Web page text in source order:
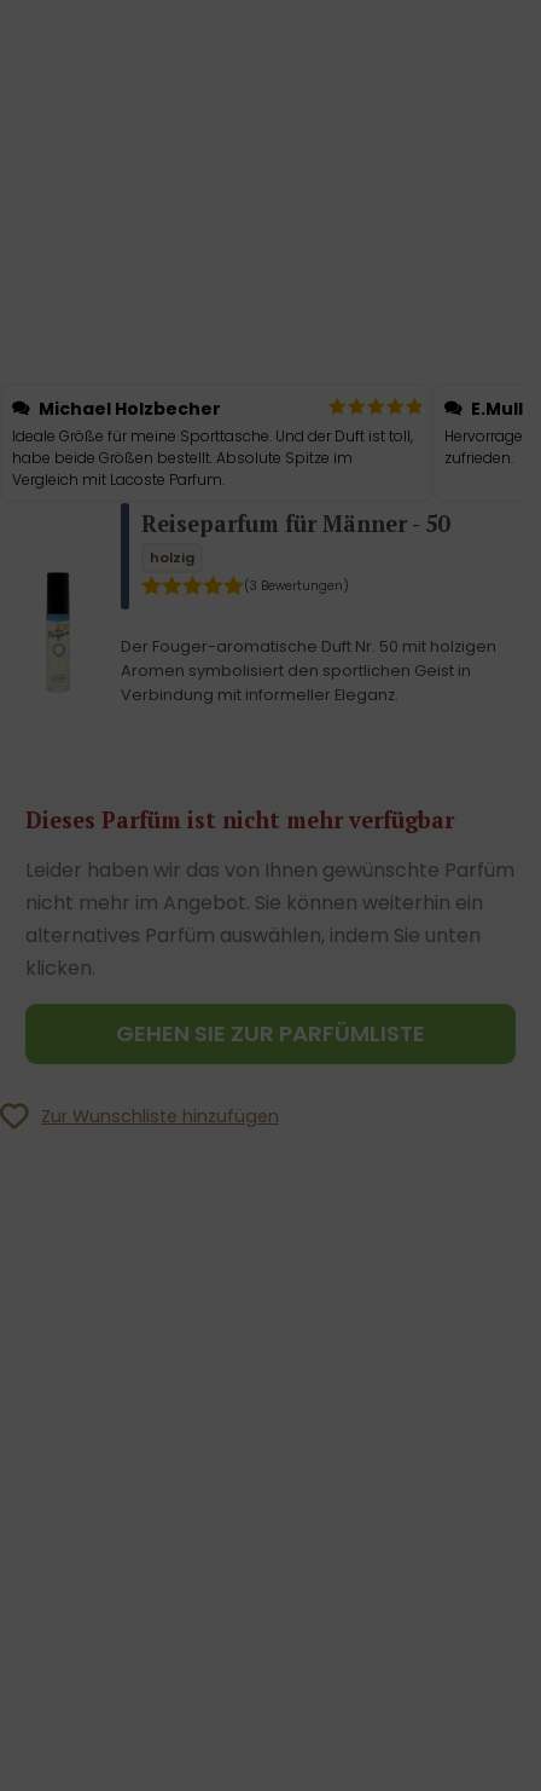
Michael Holzbecher
Ideale Größe für meine Sporttasche. Und der Duft ist toll,
habe beide Größen bestellt. Absolute Spitze im
Vergleich mit Lacoste Parfum.
zufrieden.
Reiseparfum für Männer - 50
holzig
(3 Bewertungen)
Der Fouger-aromatische Duft Nr. 50 mit holzigen
Aromen symbolisiert den sportlichen Geist in
Verbindung mit informeller Eleganz.
Dieses Parfüm ist nicht mehr verfügbar
Leider haben wir das von Ihnen gewünschte Parfüm
nicht mehr im Angebot. Sie können weiterhin ein
alternatives Parfüm auswählen, indem Sie unten
klicken.
GEHEN SIE ZUR PARFÜMLISTE
Zur Wunschliste hinzufügen